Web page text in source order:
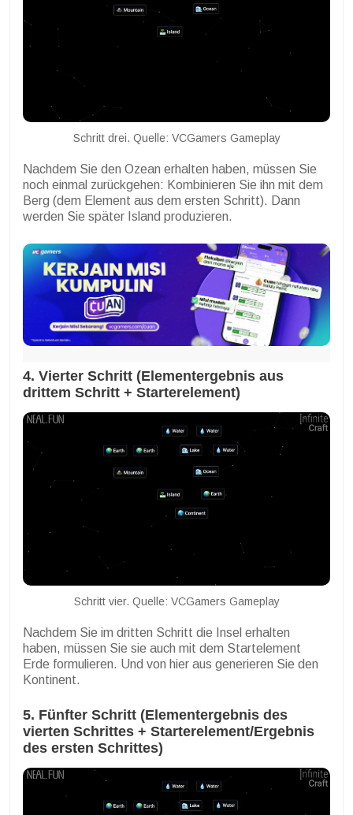
Schritt drei. Quelle: VCGamers Gameplay
Nachdem Sie den Ozean erhalten haben, müssen Sie
noch einmal zurückgehen: Kombinieren Sie ihn mit dem
Berg (dem Element aus dem ersten Schritt). Dann
werden Sie später Island produzieren.
4. Vierter Schritt (Elementergebnis aus
drittem Schritt + Starterelement)
Schritt vier. Quelle: VCGamers Gameplay
Nachdem Sie im dritten Schritt die Insel erhalten
haben, müssen Sie sie auch mit dem Startelement
Erde formulieren. Und von hier aus generieren Sie den
Kontinent.
5. Fünfter Schritt (Elementergebnis des
vierten Schrittes + Starterelement/Ergebnis
des ersten Schrittes)